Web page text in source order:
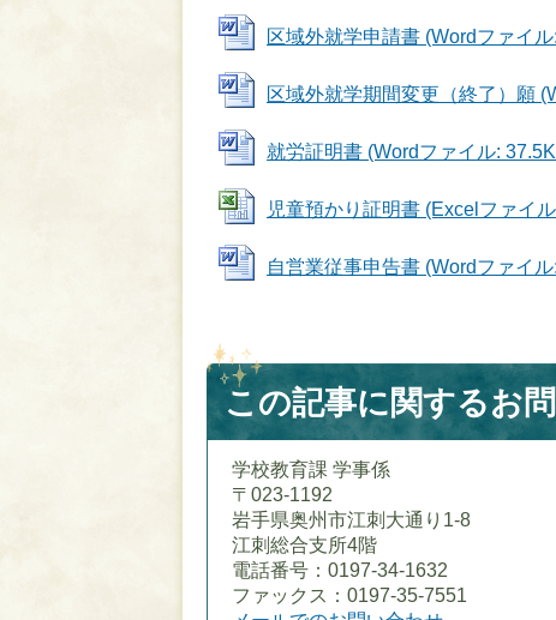
区域外就学申請書 (Wordファイ
区域外就学期間変更（終了）願
就労証明書 (Wordファイル:
児童預かり証明書 (Excelファイ
自営業従事申告書 (Wordファイ
この記事に関するお
学校教育課 学事係
〒023-1192
岩手県奥州市江刺大通り1-8
江刺総合支所4階
電話番号：0197-34-1632
ファックス：0197-35-7551